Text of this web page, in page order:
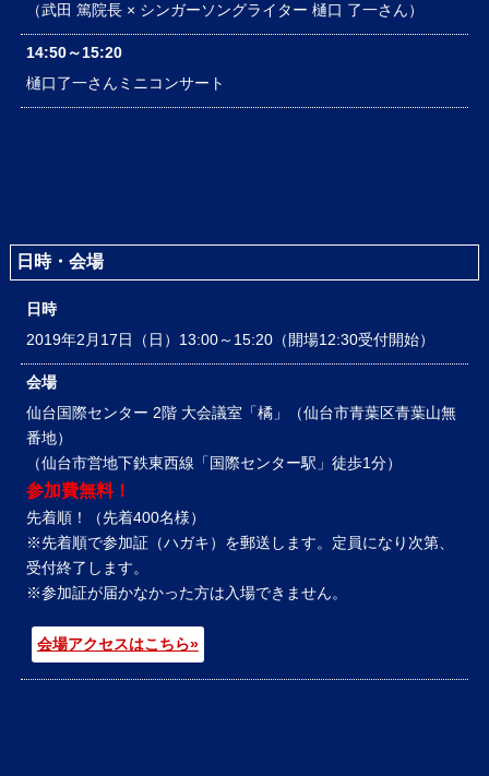
（武田 篤院長 × シンガーソングライター 樋口 了一さん）
14:50～15:20
樋口了一さんミニコンサート
日時・会場
日時
2019年2月17日（日）13:00～15:20（開場12:30受付開始）
会場
仙台国際センター 2階 大会議室「橘」（仙台市青葉区青葉山無
番地）
（仙台市営地下鉄東西線「国際センター駅」徒歩1分）
参加費無料！
先着順！（先着400名様）
※先着順で参加証（ハガキ）を郵送します。定員になり次第、
受付終了します。
※参加証が届かなかった方は入場できません。
会場アクセスはこちら»